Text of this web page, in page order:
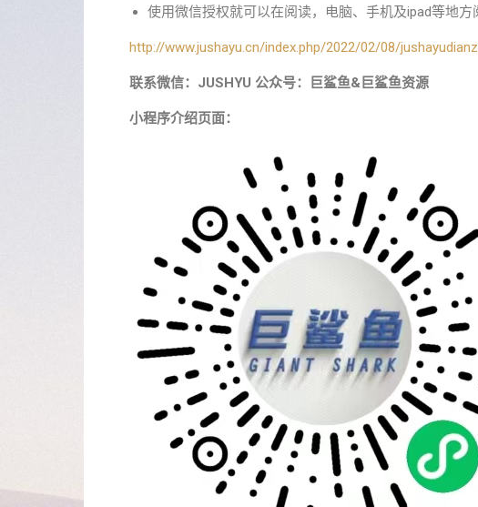
使用微信授权就可以在阅读，电脑、手机及ipad等地方
http://www.jushayu.cn/index.php/2022/02/08/
联系微信：JUSHYU 公众号：巨鲨鱼&巨鲨鱼资源
小程序介绍页面：